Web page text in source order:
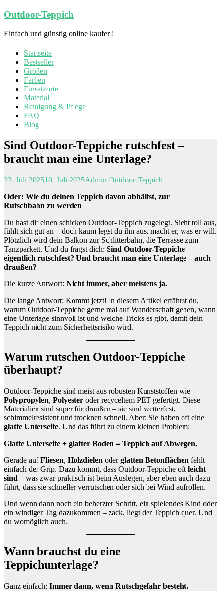
Zum
springen
Outdoor-Teppich
Einfach und günstig online kaufen!
Startseite
Bestseller
Größen
Farben
Einsatzorte
Material
Reinigung & Pflege
FAQ
Blog
Sind Outdoor-Teppiche rutschfest –
braucht man eine Unterlage?
22. Juli 202510. Juli 2025Admin-Outdoor-Teppich
Oder: Wie du deinen Teppich davon abhältst, zur
Rutschbahn zu werden
Du hast dir einen schicken Outdoor-Teppich zugelegt. Sieht toll aus,
fühlt sich gut an – doch kaum legst du ihn aus, macht er, was er will.
Plötzlich wird dein Balkon zur Schlitterbahn, die Terrasse zum
Tanzparkett. Und du fragst dich: Sind Outdoor-Teppiche
eigentlich rutschfest? Und braucht man eine Unterlage – auch
draußen?
Die kurze Antwort: Nicht immer, aber meistens ja.
Die lange Antwort: Kommt jetzt! In diesem Artikel erfährst du,
warum Outdoor-Teppiche gerne mal auf Wanderschaft gehen, wann
eine Unterlage sinnvoll ist und welche Tricks es gibt, damit dein
Teppich nicht zum Sicherheitsrisiko wird.
Warum rutschen Outdoor-Teppiche
überhaupt?
Outdoor-Teppiche sind meist aus robusten Kunststoffen wie
Polypropylen, Polyester oder recyceltem PET gefertigt. Diese
Materialien sind super für draußen – sie sind wetterfest,
schimmelresistent und trocknen schnell. Aber: Sie haben oft eine
glatte Unterseite. Und das führt zu einem kleinen Problem:
Glatte Unterseite + glatter Boden = Teppich auf Abwegen.
Gerade aufFliesen, Holzdielen oderglatten Betonflächen fehlt
einfach der Grip. Dazu kommt, dass Outdoor-Teppiche oft leicht
sind – was zwar praktisch ist beim Auslegen, aber eben auch dazu
führt, dass sie schneller verrutschen oder sich bei Wind aufrollen.
Und wenn dann noch ein beherzter Schritt, ein spielendes Kind oder
ein windiger Tag dazukommen – zack, liegt der Teppich quer. Und
du womöglich auch.
Wann brauchst du eine
Teppichunterlage?
Ganz einfach: Immer dann, wenn Rutschgefahr besteht.